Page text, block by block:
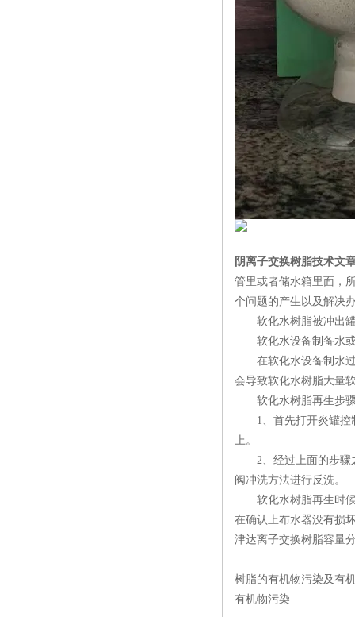
阴离子交换树脂技术文
管里或者储水箱里面，
个问题的产生以及解决
软化水树脂被冲出罐
软化水设备制备水或
在软化水设备制水过
会导致软化水树脂大量
软化水树脂再生步
1、首先打开炎罐控制
上。
2、经过上面的步骤之
阀冲洗方法进行反洗。
软化水树脂再生时候
在确认上布水器没有损
津达离子交换树脂容量
树脂的有机物污染及有
有机物污染